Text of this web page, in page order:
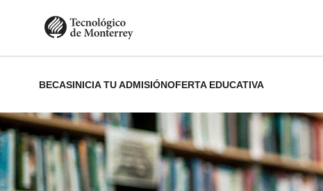
contenido
principal
BECASINICIA TU ADMISIÓNOFERTA EDUCATIVA